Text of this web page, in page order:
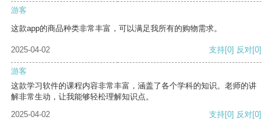
游客
这款app的商品种类非常丰富，可以满足我所有的购物需求。
2025-04-02 支持[0] 反对[0]
游客
这款学习软件的课程内容非常丰富，涵盖了各个学科的知识。老师的讲
解非常生动，让我能够轻松理解知识点。
2025-04-02
支持[0] 反对[0]